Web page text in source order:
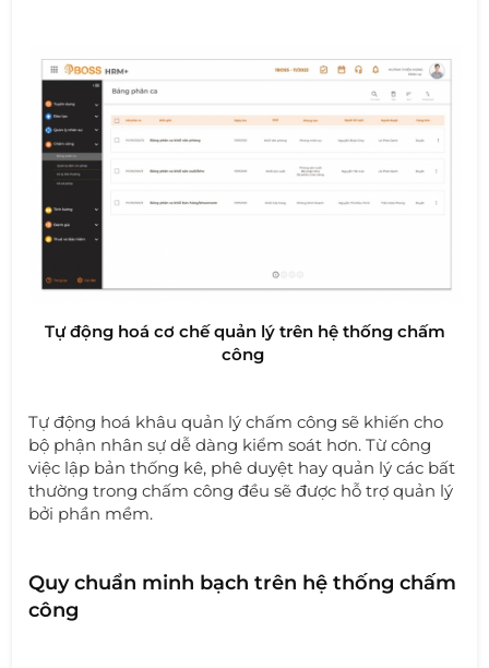
Tự động hoá cơ chế quản lý trên hệ thống chấm
công
Tự động hoá khâu quản lý chấm công sẽ khiến cho
bộ phận nhân sự dễ dàng kiểm soát hơn. Từ công
việc lập bản thống kê, phê duyệt hay quản lý các bất
thường trong chấm công đều sẽ được hỗ trợ quản lý
bởi phần mềm.
Quy chuẩn minh bạch trên hệ thống chấm
công